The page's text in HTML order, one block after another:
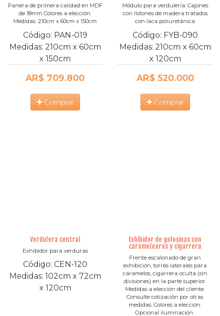
Panera de primera calidad en MDF
de 18mm Colores a elección.
Medidas: 210cm x 60cm x 150cm
Código: PAN-019
Medidas: 210cm x 60cm
x 150cm
AR$ 709.800
Comprar
Módulo para verdulería. Cajones
con listones de madera tratados
con laca poliuretánica
Código: FYB-090
Medidas: 210cm x 60cm
x 120cm
AR$ 520.000
Comprar
Verdulera central
Exhibidor para verduras
Código: CEN-120
Medidas: 102cm x 72cm
x 120cm
Exhibidor de golosinas con
caramelearas y cigarrera
Frente escalonado de gran
exhibición, torres laterales para
caramelos, cigarrera oculta (sin
divisiones) en la parte superior.
Medidas a elección del cliente.
Consulte cotización por otras
medidas. Colores a elección.
Opcional iluminación .